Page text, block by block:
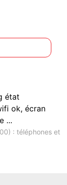
état
ok, écran
...
: téléphones et